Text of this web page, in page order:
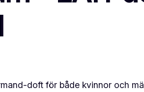
doft för både kvinnor och